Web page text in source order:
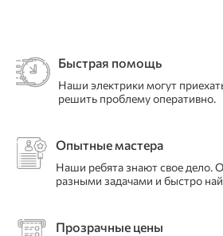
Быстрая помощь
Наши электрики могут
решить проблему оперативно.
Опытные мастера
Наши ребята знают свое дело.
разными задачами и быстро
Прозрачные цены